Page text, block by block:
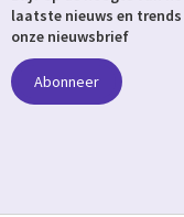
laatste nieuws en
onze nieuwsbrief
Abonneer